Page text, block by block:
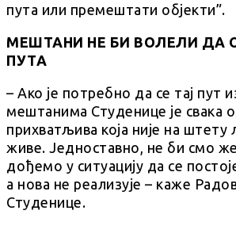
пута или премештати објекти”.
МЕШТАНИ НЕ БИ ВОЛЕЛИ ДА
ПУТА
– Ако је потребно да се тај пут
мештанима Студенице је свака
прихватљива која није на штету
живе. Једноставно, не би смо
дођемо у ситуацију да се
а нова не реализује – каже
Студенице.